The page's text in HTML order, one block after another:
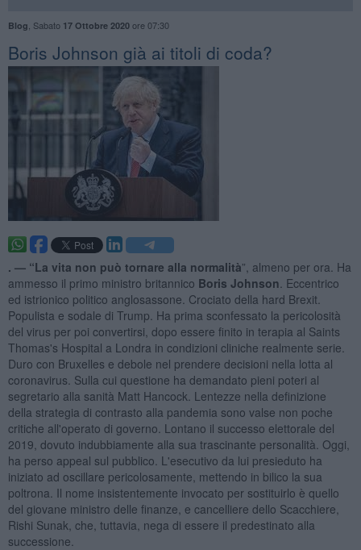
Blog Sabato 17 Ottobre 2020ore 07:30
Boris Johnson già ai titoli di coda?
. — “La vita non può tornare alla normalità”, almeno per ora. Ha
ammesso il primo ministro britannico Boris Johnson . Eccentrico
ed istrionico politico anglosassone. Crociato della hard Brexit.
Populista e sodale di Trump. Ha prima sconfessato la pericolosità
del virus per poi convertirsi, dopo essere finito in terapia al Saints
Thomas's Hospital a Londra in condizioni cliniche realmente serie.
Duro con Bruxelles e debole nel prendere decisioni nella lotta al
coronavirus. Sulla cui questione ha demandato pieni poteri al
segretario alla sanità Matt Hancock. Lentezze nella definizione
della strategia di contrasto alla pandemia sono valse non poche
critiche all'operato di governo. Lontano il successo elettorale del
2019, dovuto indubbiamente alla sua trascinante personalità. Oggi,
ha perso appeal sul pubblico. L'esecutivo da lui presieduto ha
iniziato ad oscillare pericolosamente, mettendo in bilico la sua
poltrona. Il nome insistentemente invocato per sostituirlo è quello
del giovane ministro delle finanze, e cancelliere dello Scacchiere,
Rishi Sunak, che, tuttavia, nega di essere il predestinato alla
successione.